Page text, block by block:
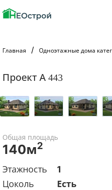
Главная Одноэтажные дома
Проект А 443
Общая площадь
140м2
Этажность
1
Цоколь
Есть